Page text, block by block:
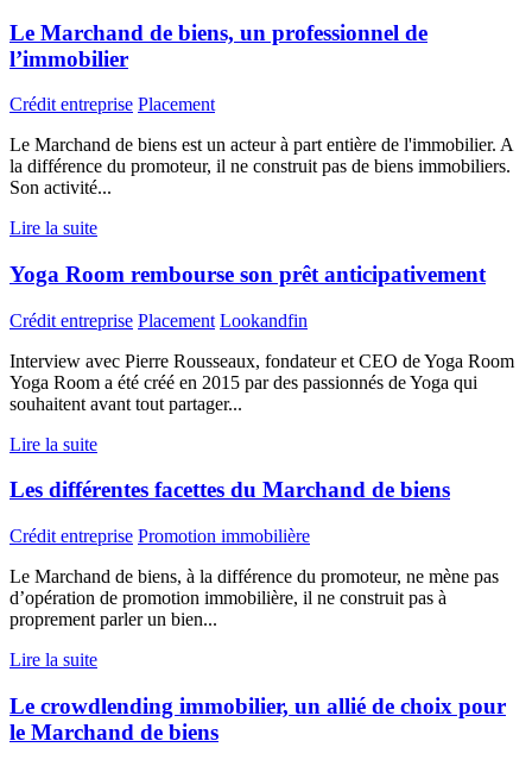
Le Marchand de biens, un professionnel de
l’immobilier
Crédit entreprise Placement
Le Marchand de biens est un acteur à part entière de l'immobilier. A
la différence du promoteur, il ne construit pas de biens immobiliers.
Son activité...
Lire la suite
Yoga Room rembourse son prêt anticipativement
Crédit entreprise Placement Lookandfin
Interview avec Pierre Rousseaux, fondateur et CEO de Yoga Room
Yoga Room a été créé en 2015 par des passionnés de Yoga qui
souhaitent avant tout partager...
Lire la suite
Les différentes facettes du Marchand de biens
Crédit entreprise Promotion immobilière
Le Marchand de biens, à la différence du promoteur, ne mène pas
d’opération de promotion immobilière, il ne construit pas à
proprement parler un bien...
Lire la suite
Le crowdlending immobilier, un allié de choix pour
le Marchand de biens